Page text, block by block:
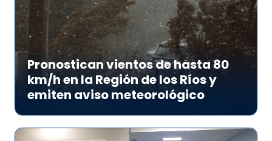
Pronostican vientos de hasta 80
km/h en la Región de los Ríos y
emiten aviso meteorológico